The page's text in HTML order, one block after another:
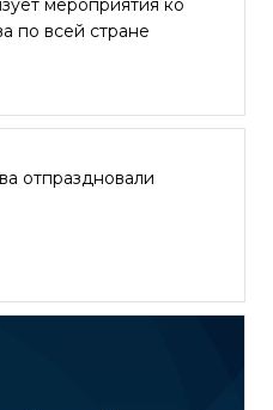
мероприятия ко
по всей стране
отпраздновали